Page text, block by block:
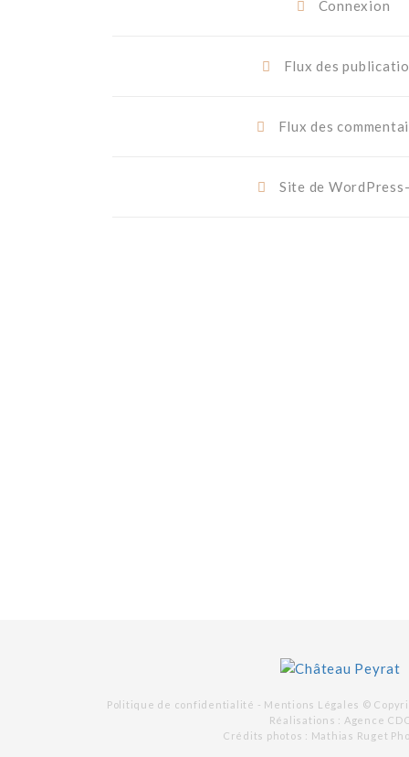
Connexion
Flux des
Flux des
Site de
Politique de confidentialité - Mentions Légales ©
Réalisations : Agence
Crédits photos : Mathias Ruget